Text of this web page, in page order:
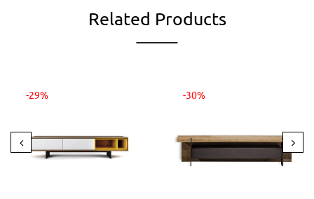
Related Products
-29% -30%